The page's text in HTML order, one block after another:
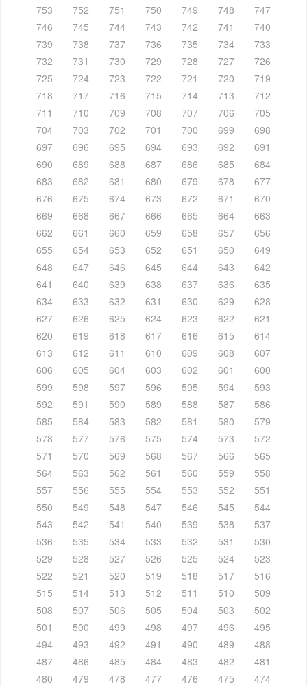
753 752 751 750 749 748
747
746
745 744 743 742 741
740
739
738 737 736 735 734
733
732
731 730 729 728 727
726
725
724 723 722 721 720
719
718
717 716 715 714 713
712
711
710 709 708 707 706
705
704
703 702 701 700 699
698
697
696 695 694 693 692
691
690
689 688 687 686 685
684
683
682 681 680 679 678
677
676
675 674 673 672 671
670
669
668 667 666 665 664
663
662
661 660 659 658 657
656
655
654 653 652 651 650
649
648
647 646 645 644 643
642
641
640 639 638 637 636
635
634
633 632 631 630 629
628
627
626 625 624 623 622
621
620
619 618 617 616 615
614
613
612 611 610 609 608
607
606
605 604 603 602 601
600
599
598 597 596 595 594
593
592
591 590 589 588 587
586
585
584 583 582 581 580
579
578
577 576 575 574 573
572
571
570 569 568 567 566
565
564
563 562 561 560 559
558
557
556 555 554 553 552
551
550
549 548 547 546 545
544
543
542 541 540 539 538
537
536
535 534 533 532 531
530
529
528 527 526 525 524
523
522
521 520 519 518 517
516
515
514 513 512 511 510
509
508
507 506 505 504 503
502
501
500 499 498 497 496
495
494
493 492 491 490 489
488
487
486 485 484 483 482
481
480
479 478 477 476 475
474